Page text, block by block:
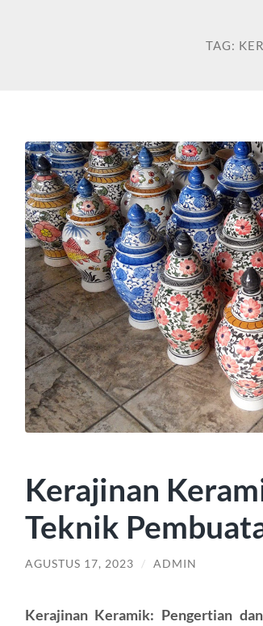
TAG:
Kerajinan
Teknik
AGUSTUS 17, 2023 / ADMIN
Kerajinan Keramik: Pengertian